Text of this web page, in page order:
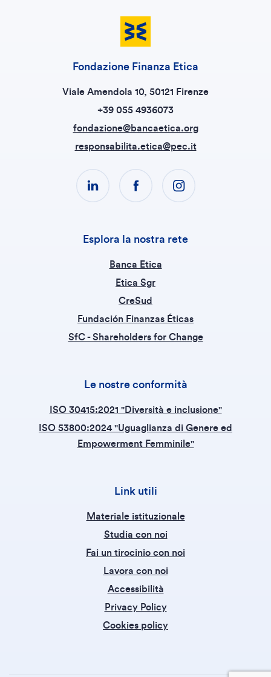
Fondazione Finanza Etica
Viale Amendola 10, 50121 Firenze
+39 055 4936073
fondazione@bancaetica.org
responsabilita.etica@pec.it
Esplora la nostra rete
Banca Etica
Etica Sgr
CreSud
Fundación Finanzas Éticas
SfC - Shareholders for Change
Le nostre conformità
ISO 30415:2021 "Diversità e inclusione"
ISO 53800:2024 "Uguaglianza di Genere ed
Empowerment Femminile"
Link utili
Materiale istituzionale
Studia con noi
Fai un tirocinio con noi
Lavora con noi
Accessibilità
Privacy Policy
Cookies policy